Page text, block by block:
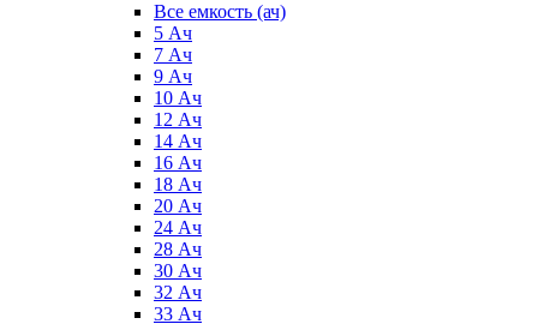
Все емкость (ач)
5 Ач
7 Ач
9 Ач
10 Ач
12 Ач
14 Ач
16 Ач
18 Ач
20 Ач
24 Ач
28 Ач
30 Ач
32 Ач
33 Ач